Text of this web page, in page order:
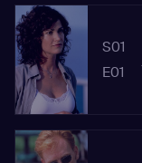
S01
E01